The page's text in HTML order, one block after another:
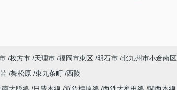
枚方市 天理市 福岡市東区 明石市 北九州市小倉南区
舞松原 東九条町 西陵